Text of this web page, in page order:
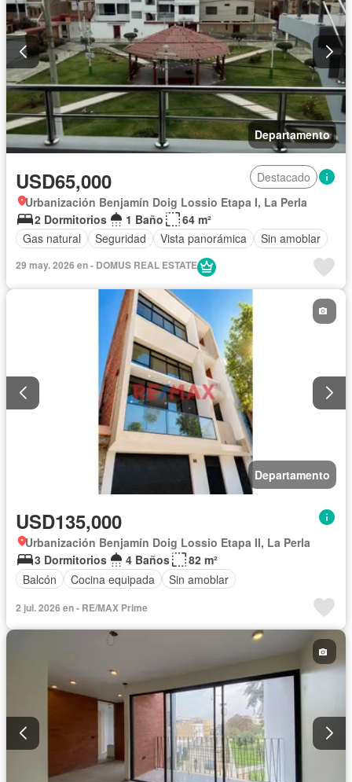
Departamento
USD65,000
Destacado
Urbanización Benjamín Doig Lossio Etapa I, La Perla
2 Dormitorios
1 Baño
64 m²
Gas natural
Seguridad Vista panorámica Sin amoblar
29 may. 2026 en - DOMUS REAL ESTATE
Departamento
USD135,000
Urbanización Benjamín Doig Lossio Etapa II, La Perla
3 Dormitorios
4 Baños
82 m²
Balcón
Cocina equipada Sin amoblar
2 jul. 2026 en - RE/MAX Prime